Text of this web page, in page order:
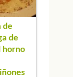
de
de
horno